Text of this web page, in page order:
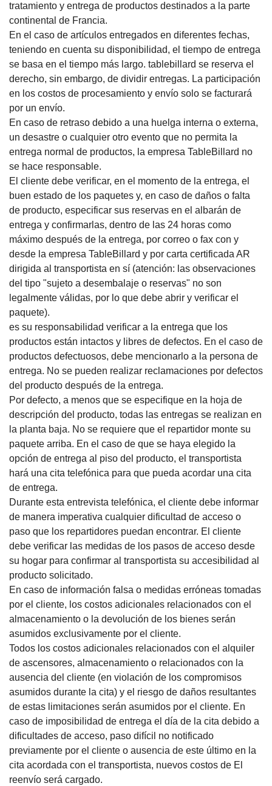
tratamiento y entrega de productos destinados a la parte
continental de Francia.
En el caso de artículos entregados en diferentes fechas,
teniendo en cuenta su disponibilidad, el tiempo de entrega
se basa en el tiempo más largo. tablebillard se reserva el
derecho, sin embargo, de dividir entregas. La participación
en los costos de procesamiento y envío solo se facturará
por un envío.
En caso de retraso debido a una huelga interna o externa,
un desastre o cualquier otro evento que no permita la
entrega normal de productos, la empresa TableBillard no
se hace responsable.
El cliente debe verificar, en el momento de la entrega, el
buen estado de los paquetes y, en caso de daños o falta
de producto, especificar sus reservas en el albarán de
entrega y confirmarlas, dentro de las 24 horas como
máximo después de la entrega, por correo o fax con y
desde la empresa TableBillard y por carta certificada AR
dirigida al transportista en sí (atención: las observaciones
del tipo "sujeto a desembalaje o reservas" no son
legalmente válidas, por lo que debe abrir y verificar el
paquete).
es su responsabilidad verificar a la entrega que los
productos están intactos y libres de defectos. En el caso de
productos defectuosos, debe mencionarlo a la persona de
entrega. No se pueden realizar reclamaciones por defectos
del producto después de la entrega.
Por defecto, a menos que se especifique en la hoja de
descripción del producto, todas las entregas se realizan en
la planta baja. No se requiere que el repartidor monte su
paquete arriba. En el caso de que se haya elegido la
opción de entrega al piso del producto, el transportista
hará una cita telefónica para que pueda acordar una cita
de entrega.
Durante esta entrevista telefónica, el cliente debe informar
de manera imperativa cualquier dificultad de acceso o
paso que los repartidores puedan encontrar. El cliente
debe verificar las medidas de los pasos de acceso desde
su hogar para confirmar al transportista su accesibilidad al
producto solicitado.
En caso de información falsa o medidas erróneas tomadas
por el cliente, los costos adicionales relacionados con el
almacenamiento o la devolución de los bienes serán
asumidos exclusivamente por el cliente.
Todos los costos adicionales relacionados con el alquiler
de ascensores, almacenamiento o relacionados con la
ausencia del cliente (en violación de los compromisos
asumidos durante la cita) y el riesgo de daños resultantes
de estas limitaciones serán asumidos por el cliente. En
caso de imposibilidad de entrega el día de la cita debido a
dificultades de acceso, paso difícil no notificado
previamente por el cliente o ausencia de este último en la
cita acordada con el transportista, nuevos costos de El
reenvío será cargado.